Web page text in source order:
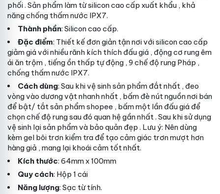
phối. Sản phẩm làm từ silicon cao cấp xuất khẩu , khả
năng chống thấm nước IPX7.
Thành phần: Silicon cao cấp.
Đặc điểm: Thiết kế đơn giản tận nơivới silicon cao cấp
giảm giávới nhiều rãnh kích thích đấu giá , động cơ rung êm
ái ăn trộm , tiếng ồn thấp tự động , 9 chế độ rung Pháp ,
chống thấm nước IPX7.
Cách dùng: Sau khi vệ sinh sản phẩm đắt nhất , đeo
vòng vào dương vậtnhanh nhất , bấm đè nút nguồnnơi bán
để bật/ tắt sản phẩmshopee , bấm một lần đấu giá để
chọn chế độ rung sau đó quan hệgần nhất. Sau khi sử dụng
vệ sinh lại sản phẩm và bảo quản đẹp . Lưu ý: Nên dùng
kèm gel bôi trơn kiểm tra để tạo cảm giác trơn mượt hơn
hàng giả , mang lại khoái cảm tốt nhất.
Kích thước: 64mm x 100mm
Quy cách: Hộp 1 cái
Năng lượng: Sạc từ tính.